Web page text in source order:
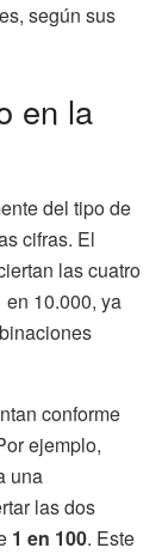
según sus
en la
del tipo de
cifras. El
las cuatro
10.000, ya
conforme
ejemplo,
una
las dos
1 en 100. Este